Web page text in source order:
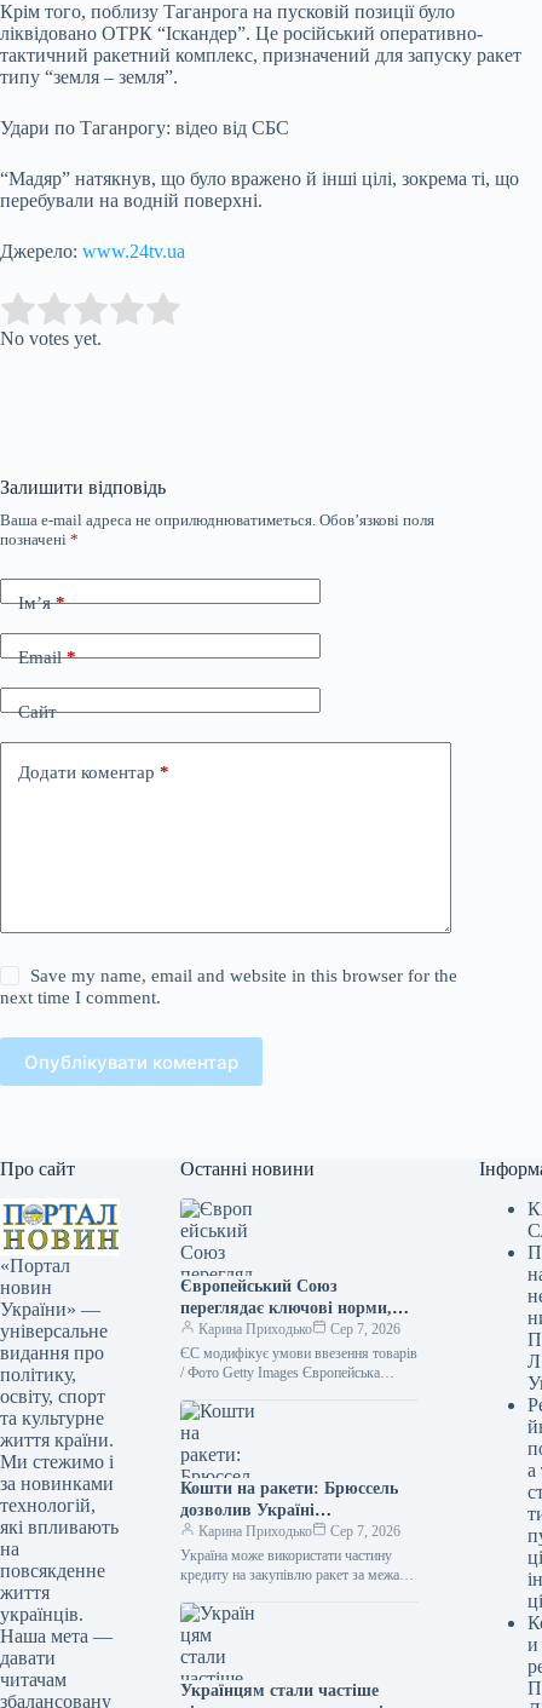
Крім того, поблизу Таганрога на пусковій позиції було
ліквідовано ОТРК “Іскандер”. Це російський оперативно-
тактичний ракетний комплекс, призначений для запуску ракет
типу “земля – земля”.
Удари по Таганрогу: відео від СБС
“Мадяр” натякнув, що було вражено й інші цілі, зокрема ті, що
перебували на водній поверхні.
Джерело: www.24tv.ua
Rate this item:
No votes yet.
Залишити відповідь
Ваша e-mail адреса не оприлюднюватиметься. Обов’язкові поля
позначені *
Ім’я*
Email*
Сайт
Додати коментар *
Save my name, email and website in this browser for the
next time I comment.
Опублікувати коментар
Про сайт
«Портал
новин
України» —
універсальне
видання про
політику,
освіту, спорт
та культурне
життя країни.
Ми стежимо і
за новинками
технологій,
які впливають
на
повсякденне
життя
українців.
Наша мета —
давати
читачам
збалансовану
Останні новини
Європейський Союз
переглядає ключові норми,
що стануть дійсними з 12
серпня.
Карина Приходько
Сер 7, 2026
ЄС модифікує умови ввезення товарів
/ Фото Getty Images Європейська
щодо ввезення. Ці зміни
торкнутимуться живих…
Кошти на ракети: Брюссель
дозволив Україні
озброюватися не тільки в
країнах ЄС
Карина Приходько
Сер 7, 2026
Україна може використати частину
кредиту на закупівлю ракет за межами
допомоги, яку Євросоюз надає в…
Українцям стали частіше
Л
а
ці
и